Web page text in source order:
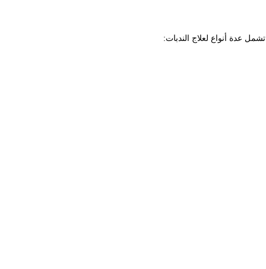
عدة أنواع لعلاج الندبات: